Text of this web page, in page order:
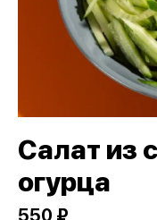
Салат из
огурца
550 ₽